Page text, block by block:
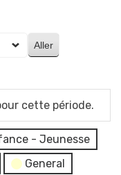
cette période.
- Jeunesse
General